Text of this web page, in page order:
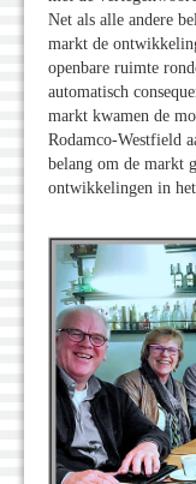
Net als alle andere
markt de
openbare ruimte
automatisch
markt kwamen de
Rodamco-Westfield
belang om de markt
ontwikkelingen in